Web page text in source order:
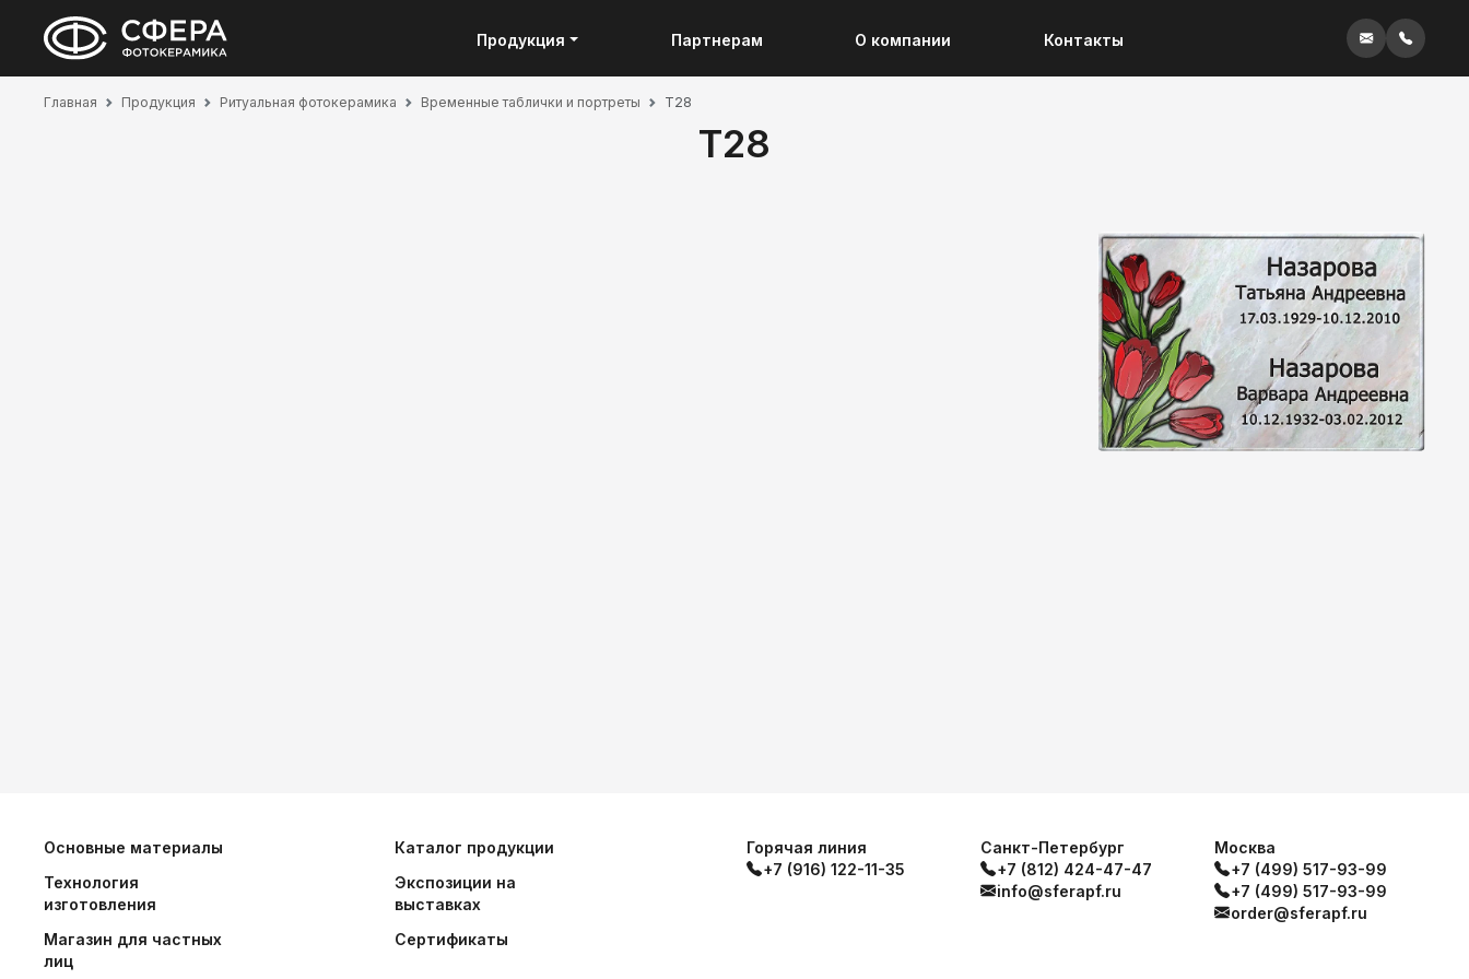
Продукция Партнерам О компании Контакты
Главная Продукция Ритуальная фотокерамика Временные таблички и портреты Т28
Т28
Основные материалы
Технология
изготовления
Магазин для частных
лиц
Каталог продукции
Экспозиции на
выставках
Сертификаты
Горячая линия
+7 (916) 122-11-35
Санкт-Петербург
+7 (812) 424-47-47
info@sferapf.ru
Москва
+7 (499) 517-93-99
+7 (499) 517-93-99
order@sferapf.ru